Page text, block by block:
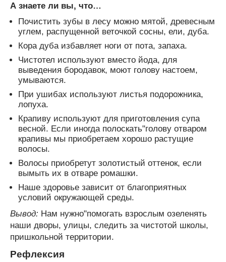
А знаете ли вы, что…
Почистить зубы в лесу можно мятой, древесным
углем, распущенной веточкой сосны, ели, дуба.
Кора дуба избавляет ноги от пота, запаха.
Чистотел используют вместо йода, для
выведения бородавок, моют голову настоем,
умываются.
При ушибах используют листья подорожника,
лопуха.
Крапиву используют для приготовления супа
весной. Если иногда полоскать"голову отваром
крапивы мы приобретаем хорошо растущие
волосы.
Волосы приобретут золотистый оттенок, если
вымыть их в отваре ромашки.
Наше здоровье зависит от благоприятных
условий окружающей среды.
Вывод: Нам нужно"помогать взрослым озеленять
наши дворы, улицы, следить за чистотой школы,
пришкольной территории.
Рефлексия